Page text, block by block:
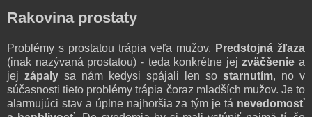
Rakovina prostaty
Problémy s prostatou trápia veľa mužov. Predstojná žľaza
(inak nazývaná prostatou) - teda konkrétne jejzväčšenie a
jej zápaly sa nám kedysi spájali len so starnutím, no v
súčasnosti tieto problémy trápia čoraz mladších mužov. Je to
alarmujúci stav a úplne najhoršia za tým je tá nevedomosť